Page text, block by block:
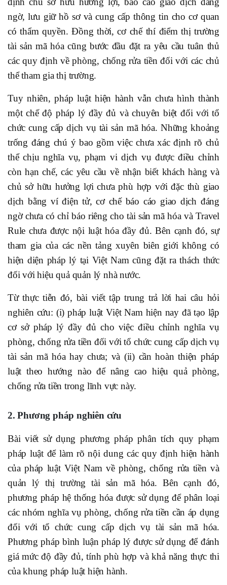
ngờ, lưu giữ hồ sơ và cung cấp thông tin cho cơ quan
có thẩm quyền. Đồng thời, cơ chế thí điểm thị trường
tài sản mã hóa cũng bước đầu đặt ra yêu cầu tuân thủ
các quy định về phòng, chống rửa tiền đối với các chủ
thể tham gia thị trường.
Tuy nhiên, pháp luật hiện hành vẫn chưa hình thành
một chế độ pháp lý đầy đủ và chuyên biệt đối với tổ
chức cung cấp dịch vụ tài sản mã hóa. Những khoảng
trống đáng chú ý bao gồm việc chưa xác định rõ chủ
thể chịu nghĩa vụ, phạm vi dịch vụ được điều chỉnh
còn hạn chế, các yêu cầu về nhận biết khách hàng và
chủ sở hữu hưởng lợi chưa phù hợp với đặc thù giao
dịch bằng ví điện tử, cơ chế báo cáo giao dịch đáng
ngờ chưa có chỉ báo riêng cho tài sản mã hóa và Travel
Rule chưa được nội luật hóa đầy đủ. Bên cạnh đó, sự
tham gia của các nền tảng xuyên biên giới không có
hiện diện pháp lý tại Việt Nam cũng đặt ra thách thức
đối với hiệu quả quản lý nhà nước.
Từ thực tiễn đó, bài viết tập trung trả lời hai câu hỏi
nghiên cứu: (i) pháp luật Việt Nam hiện nay đã tạo lập
cơ sở pháp lý đầy đủ cho việc điều chỉnh nghĩa vụ
phòng, chống rửa tiền đối với tổ chức cung cấp dịch vụ
tài sản mã hóa hay chưa; và (ii) cần hoàn thiện pháp
luật theo hướng nào để nâng cao hiệu quả phòng,
chống rửa tiền trong lĩnh vực này.
2. Phương pháp nghiên cứu
Bài viết sử dụng phương pháp phân tích quy phạm
pháp luật để làm rõ nội dung các quy định hiện hành
của pháp luật Việt Nam về phòng, chống rửa tiền và
quản lý thị trường tài sản mã hóa. Bên cạnh đó,
phương pháp hệ thống hóa được sử dụng để phân loại
các nhóm nghĩa vụ phòng, chống rửa tiền cần áp dụng
đối với tổ chức cung cấp dịch vụ tài sản mã hóa.
Phương pháp bình luận pháp lý được sử dụng để đánh
giá mức độ đầy đủ, tính phù hợp và khả năng thực thi
của khung pháp luật hiện hành.